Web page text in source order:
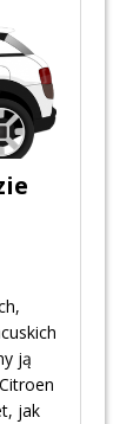
ją
jak